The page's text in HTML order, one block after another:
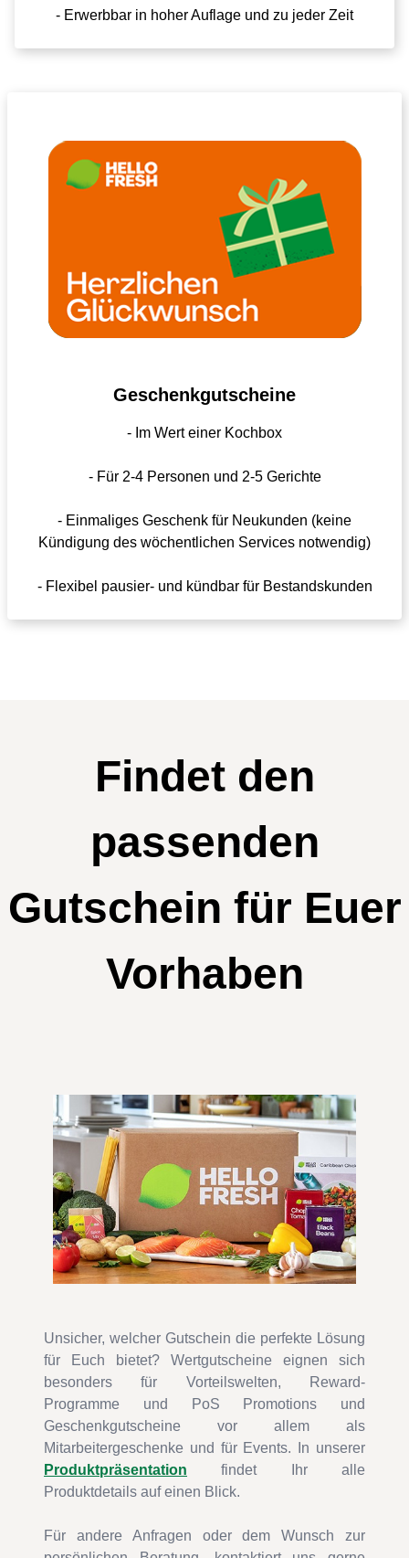
- Erwerbbar in hoher Auflage und zu jeder Zeit
Geschenkgutscheine
- Im Wert einer Kochbox
- Für 2-4 Personen und 2-5 Gerichte
- Einmaliges Geschenk für Neukunden (keine
Kündigung des wöchentlichen Services notwendig)
- Flexibel pausier- und kündbar für Bestandskunden
Findet den
passenden
Gutschein für Euer
Vorhaben
Unsicher, welcher Gutschein die perfekte Lösung
für Euch bietet? Wertgutscheine eignen sich
besonders für Vorteilswelten, Reward-
Programme und PoS Promotions und
Geschenkgutscheine vor allem als
Mitarbeitergeschenke und für Events. In unserer
Produktpräsentation findet Ihr alle
Produktdetails auf einen Blick.
Für andere Anfragen oder dem Wunsch zur